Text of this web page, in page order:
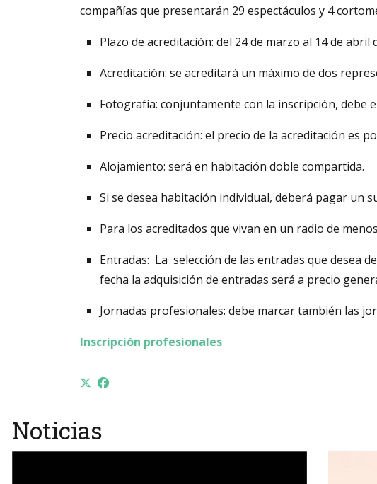
compañías que presentarán 29 espectáculos y 4
Plazo de acreditación: del 24 de marzo al 14 de abril
Acreditación: se acreditará un máximo de dos
Fotografía: conjuntamente con la inscripción,
Precio acreditación: el precio de la acreditación es
Alojamiento: será en habitación doble compartida.
Si se desea habitación individual, deberá pagar un
Para los acreditados que vivan en un radio de
Entradas: La selección de las entradas que desea
fecha la adquisición de entradas será a precio
Jornadas profesionales: debe marcar también las
Inscripción profesionales
Noticias